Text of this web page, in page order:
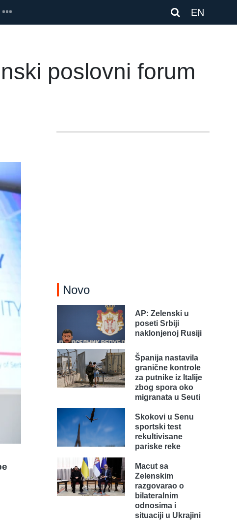
EN
poslovni forum
Novo
AP: Zelenski u
poseti Srbiji
naklonjenoj Rusiji
Španija nastavila
granične kontrole
za putnike iz Italije
zbog spora oko
migranata u Seuti
Skokovi u Senu
sportski test
rekultivisane
pariske reke
Macut sa
Zelenskim
razgovarao o
bilateralnim
odnosima i
situaciji u Ukrajini